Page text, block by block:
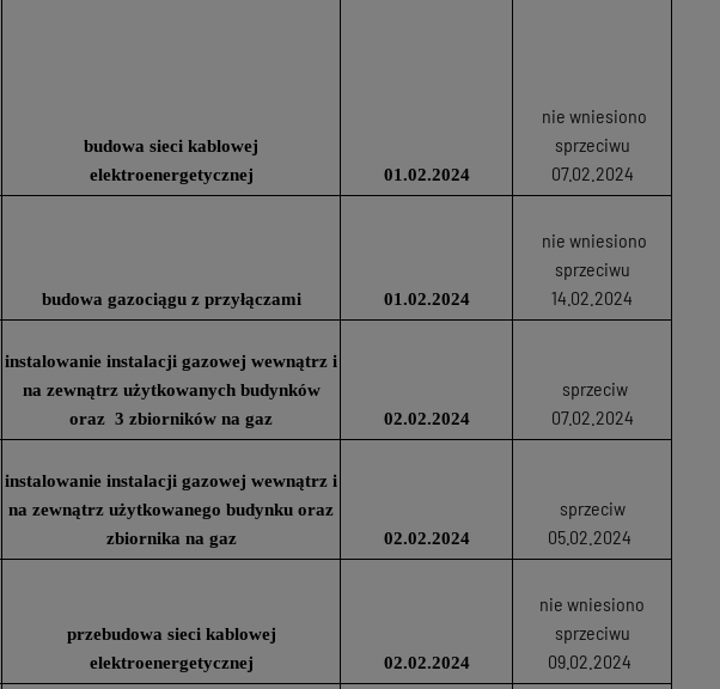
budowa sieci kablowej
elektroenergetycznej
01.02.2024
nie wniesiono
sprzeciwu
07.02.2024
budowa gazociągu z przyłączami 01.02.2024
nie wniesiono
sprzeciwu
14.02.2024
instalowanie instalacji gazowej wewnątrz i
na zewnątrz użytkowanych budynków
oraz 3 zbiorników na gaz
02.02.2024
sprzeciw
07.02.2024
instalowanie instalacji gazowej wewnątrz i
na zewnątrz użytkowanego budynku oraz
zbiornika na gaz
02.02.2024
sprzeciw
05.02.2024
przebudowa sieci kablowej
elektroenergetycznej
02.02.2024
nie wniesiono
sprzeciwu
09.02.2024